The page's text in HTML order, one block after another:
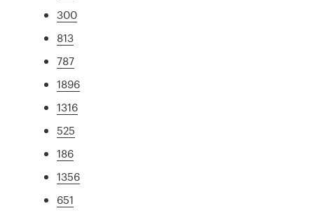
300
813
787
1896
1316
525
186
1356
651